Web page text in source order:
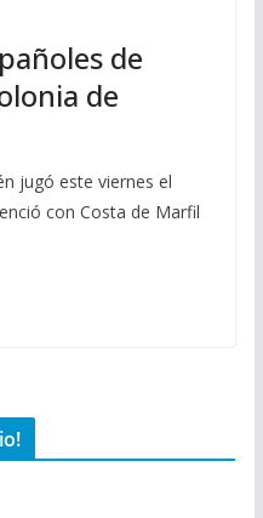
de
de
jugó este viernes el
con Costa de Marfil